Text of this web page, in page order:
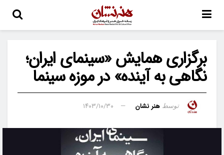
برگزاری همایش «سینمای ایران؛
نگاهی به آینده» در موزه سینما
توسط هنر نشان ۱۴۰۳/۱۰/۳۰